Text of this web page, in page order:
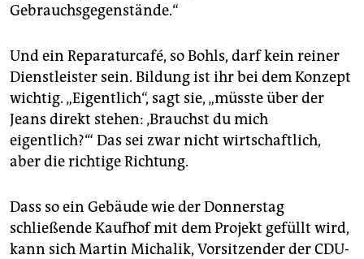
Gebrauchsgegenstände.“
Und ein Reparaturcafé, so Bohls, darf kein reiner
Dienstleister sein. Bildung ist ihr bei dem Konzept
wichtig. „Eigentlich“, sagt sie, „müsste über der
Jeans direkt stehen: ‚Brauchst du mich
eigentlich?‘“ Das sei zwar nicht wirtschaftlich,
aber die richtige Richtung.
Dass so ein Gebäude wie der Donnerstag
schließende Kaufhof mit dem Projekt gefüllt wird,
kann sich Martin Michalik, Vorsitzender der CDU-